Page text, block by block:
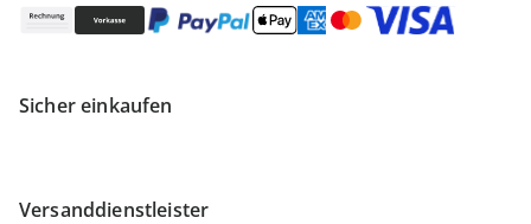
Sicher einkaufen
Versanddienstleister